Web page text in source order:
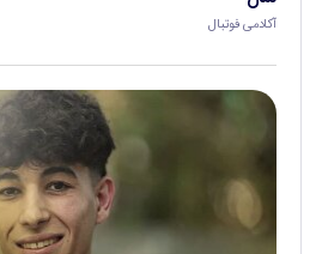
آکادمی فوتبال